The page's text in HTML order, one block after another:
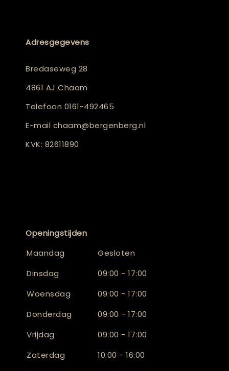
Adresgegevens
Bredaseweg 28
4861 AJ Chaam
Telefoon 0161-492465
E-mail chaam@bergenberg.nl
KVK: 82611890
Openingstijden
Maandag
Gesloten
Dinsdag
09:00 - 17:00
Woensdag
09:00 - 17:00
Donderdag
09:00 - 17:00
Vrijdag
09:00 - 17:00
Zaterdag
10:00 - 16:00